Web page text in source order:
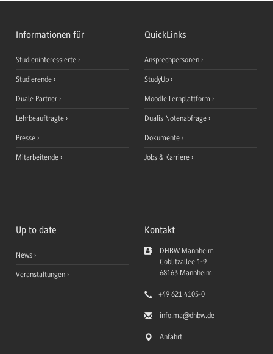
Informationen für
Studieninteressierte
Studierende
Duale Partner
Lehrbeauftragte
Presse
Mitarbeitende
QuickLinks
Ansprechpersonen
StudyUp
Moodle Lernplattform
Dualis Notenabfrage
Dokumente
Jobs & Karriere
Up to date
News
Veranstaltungen
Kontakt
DHBW Mannheim
Coblitzallee 1-9
68163 Mannheim
+49 621 4105-0
info.ma@dhbw.de
Anfahrt